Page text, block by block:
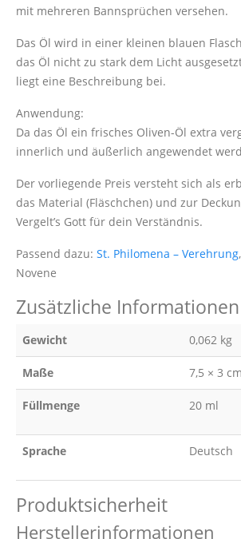
mit mehreren Bannsprüchen versehen.
Das Öl wird in einer kleinen blauen
das Öl nicht zu stark dem Licht
liegt eine Beschreibung bei.
Anwendung:
Da das Öl ein frisches Oliven-Öl extra
innerlich und äußerlich angewendet
Der vorliegende Preis versteht sich als
das Material (Fläschchen) und zur
Vergelt’s Gott für dein Verständnis.
Passend dazu: St. Philomena – Verehrung
Novene
Zusätzliche Informationen
Gewicht 0,062 kg
Maße 7,5 × 3 cm
Füllmenge 20 ml
Sprache Deutsch
Produktsicherheit
Herstellerinformationen